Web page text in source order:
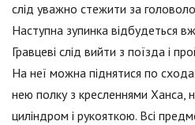
слід уважно стежити за
Наступна зупинка відбудеться
Гравцеві слід вийти з поїзда і
На неї можна піднятися по
нею полку з кресленнями Ханса,
циліндром і рукояткою. Всі